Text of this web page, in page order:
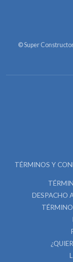
© Super
TÉRMINOS Y
DESPACHO